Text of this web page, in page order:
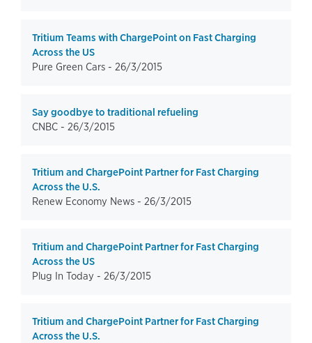
Tritium Teams with ChargePoint on Fast Charging
Across the US
Pure Green Cars - 26/3/2015
Say goodbye to traditional refueling
CNBC - 26/3/2015
Tritium and ChargePoint Partner for Fast Charging
Across the U.S.
Renew Economy News - 26/3/2015
Tritium and ChargePoint Partner for Fast Charging
Across the US
Plug In Today - 26/3/2015
Tritium and ChargePoint Partner for Fast Charging
Across the U.S.